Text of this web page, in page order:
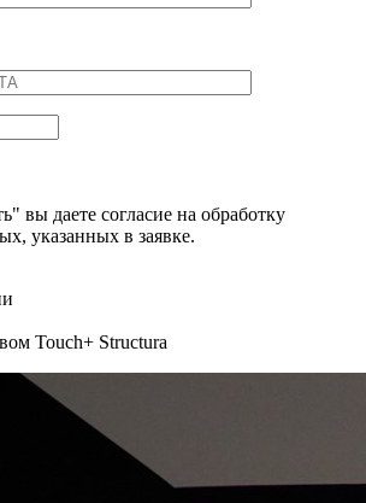
вы даете согласие на обработку
указанных в заявке.
Touch+ Structura